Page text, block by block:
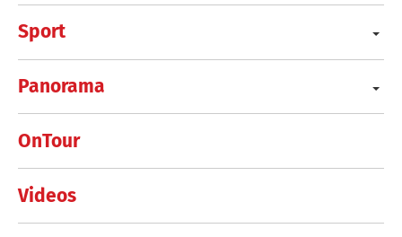
Sport
Panorama
OnTour
Videos